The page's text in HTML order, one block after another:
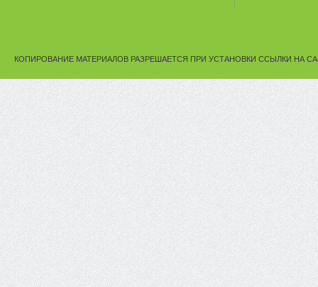
КОПИРОВАНИЕ МАТЕРИАЛОВ РАЗРЕШАЕТСЯ ПРИ УСТАНОВКИ ССЫЛКИ НА САЙТ